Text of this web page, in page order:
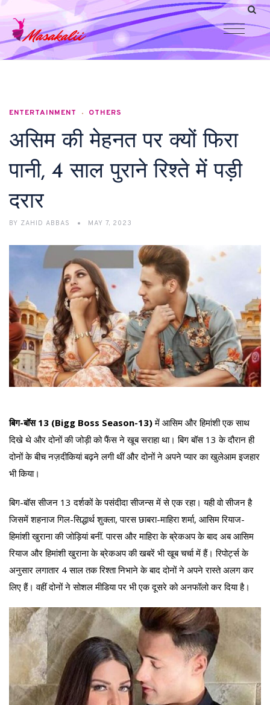
ENTERTAINMENT OTHERS
असिम की मेहनत पर क्यों फिरा
पानी, 4 साल पुराने रिश्ते में पड़ी
दरार
BY ZAHID ABBAS MAY 7, 2023
बिग-बॉस 13 (Bigg Boss Season-13)में आसिम और हिमांशी एक साथ
दिखे थे और दोनों की जोड़ी को फैंस ने खूब सराहा था। बिग बॉस 13 के दौरान ही
दोनों के बीच नज़दीकियां बढ़ने लगी थीं और दोनों ने अपने प्यार का खुलेआम इजहार
भी किया।
बिग-बॉस सीजन 13 दर्शकों के पसंदीदा सीजन्स में से एक रहा। यही वो सीजन है
जिसमें शहनाज गिल-सिद्धार्थ शुक्ला, पारस छाबरा-माहिरा शर्मा, आसिम रियाज-
हिमांशी खुराना की जोड़ियां बनीं. पारस और माहिरा के ब्रेकअप के बाद अब आसिम
रियाज और हिमांशी खुराना के ब्रेकअप की खबरें भी खूब चर्चा में हैं। रिपोर्ट्स के
अनुसार लगातार 4 साल तक रिश्ता निभाने के बाद दोनों ने अपने रास्ते अलग कर
लिए हैं। वहीं दोनों ने सोशल मीडिया पर भी एक दूसरे को अनफॉलो कर दिया है।